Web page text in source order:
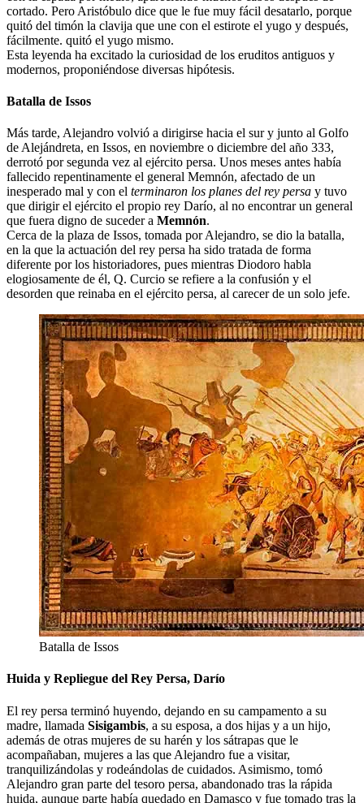
cortado. Pero Aristóbulo dice que le fue muy fácil desatarlo, porque
quitó del timón la clavija que une con el estirote el yugo y después,
fácilmente. quitó el yugo mismo.
Esta leyenda ha excitado la curiosidad de los eruditos antiguos y
modernos, proponiéndose diversas hipótesis.
Batalla de Issos
Más tarde, Alejandro volvió a dirigirse hacia el sur y junto al Golfo
de Alejándreta, en Issos, en noviembre o diciembre del año 333,
derrotó por segunda vez al ejército persa. Unos meses antes había
fallecido repentinamente el general Memnón, afectado de un
inesperado mal y con el terminaron los planes del rey persa y tuvo
que dirigir el ejército el propio rey Darío, al no encontrar un general
que fuera digno de suceder a Memnón.
Cerca de la plaza de Issos, tomada por Alejandro, se dio la batalla,
en la que la actuación del rey persa ha sido tratada de forma
diferente por los historiadores, pues mientras Diodoro habla
elogiosamente de él, Q. Curcio se refiere a la confusión y el
desorden que reinaba en el ejército persa, al carecer de un solo jefe.
Batalla de Issos
Huida y Repliegue del Rey Persa, Darío
El rey persa terminó huyendo, dejando en su campamento a su
madre, llamada Sisigambis, a su esposa, a dos hijas y a un hijo,
además de otras mujeres de su harén y los sátrapas que le
acompañaban, mujeres a las que Alejandro fue a visitar,
tranquilizándolas y rodeándolas de cuidados. Asimismo, tomó
Alejandro gran parte del tesoro persa, abandonado tras la rápida
huida, aunque parte había quedado en Damasco y fue tomado tras la